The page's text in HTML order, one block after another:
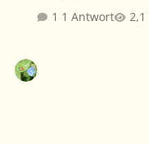
1 Antwort